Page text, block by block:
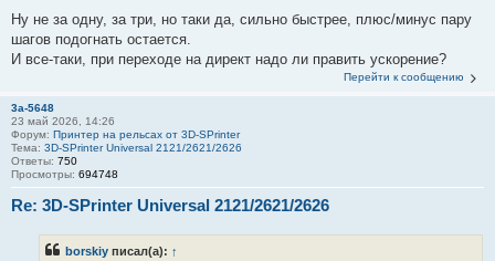
Ну не за одну, за три, но таки да, сильно быстрее, плюс/минус пару
шагов подогнать остается.
И все-таки, при переходе на директ надо ли править ускорение?
Перейти к сообщению
3a-5648
23 май 2026, 14:26
Форум: Принтер на рельсах от 3D-SPrinter
Тема: 3D-SPrinter Universal 2121/2621/2626
Ответы: 750
Просмотры: 694748
Re: 3D-SPrinter Universal 2121/2621/2626
borskiy писал(а): ↑